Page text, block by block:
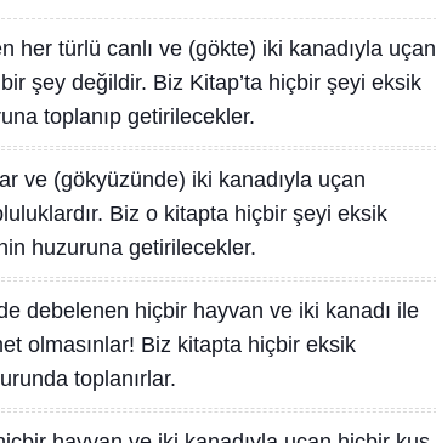
her türlü canlı ve (gökte) iki kanadıyla uçan
şey değildir. Biz Kitap’ta hiçbir şeyi eksik
toplanıp getirilecekler.
ve (gökyüzünde) iki kanadıyla uçan
Biz o kitapta hiçbir şeyi eksik
huzuruna getirilecekler.
debelenen hiçbir hayvan ve iki kanadı ile
olmasınlar! Biz kitapta hiçbir eksik
toplanırlar.